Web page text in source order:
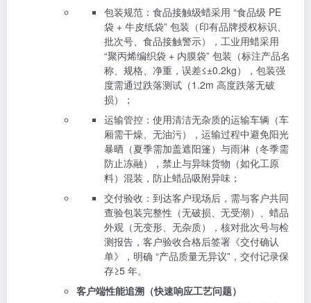
包装规范：食品接触级蜡采用 “食品级 PE
袋 + 牛皮纸袋” 包装（印有品牌授权标识、
批次号、食品接触警示），工业用蜡采用
“聚丙烯编织袋 + 内膜袋” 包装（标注产品名
称、规格、净重，误差≤±0.2kg），包装强
度需通过跌落测试（1.2m 高度跌落无破
损）；
运输管控：使用清洁无杂质的运输车辆（车
厢需干燥、无油污），运输过程中避免阳光
暴晒（夏季需加盖遮阳篷）与雨淋（冬季需
防止冻融），禁止与异味货物（如化工原
料）混装，防止蜡品吸附异味；
交付验收：到达客户现场后，需与客户共同
查验包装完整性（无破损、无受潮）、蜡品
外观（无变形、无杂质），核对批次号与检
测报告，客户验收合格后签署《交付确认
单》，明确 “产品质量无异议”，交付记录保
存≥5 年。
客户端性能追溯（快速响应工艺问题）